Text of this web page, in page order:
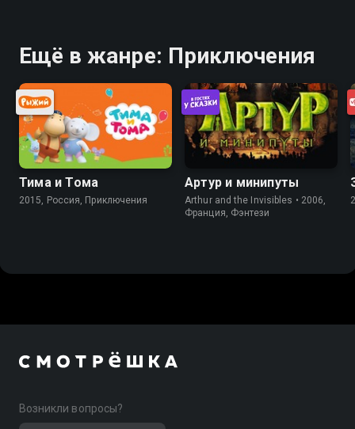
Ещё в жанре: Приключения
Тима и Тома
2015, Россия, Приключения
Артур и минипуты
Arthur and the Invisibles • 2006,
Франция, Фэнтези
Возникли вопросы?